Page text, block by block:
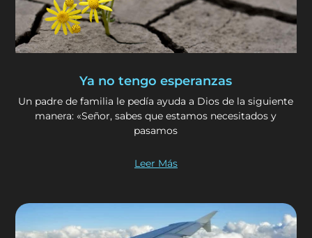
Ya no tengo esperanzas
Un padre de familia le pedía ayuda a Dios de la siguiente
manera: «Señor, sabes que estamos necesitados y
pasamos
Leer Más